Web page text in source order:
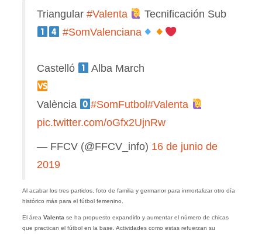
Triangular #Valenta
Tecnificación Sub
#SomValenciana
Castelló Alba March
València #SomFutbol#Valenta
pic.twitter.com/oGfx2UjnRw
— FFCV (@FFCV_info) 16 de junio de
2019
Al acabar los tres partidos, foto de familia y germanor para inmortalizar otro día
histórico más para el fútbol femenino.
El área Valenta se ha propuesto expandirlo y aumentar el número de chicas
que practican el fútbol en la base. Actividades como estas refuerzan su